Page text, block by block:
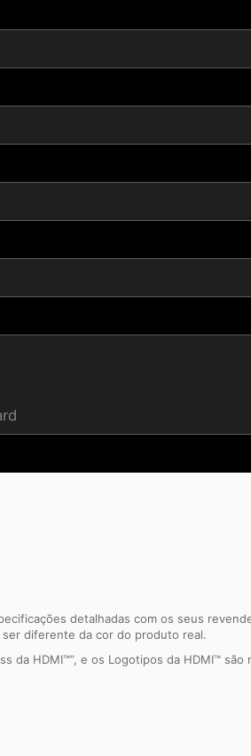
detalhadas com os seus
diferente da cor do produto real.
da HDMI™”, e os Logotipos da HDMI™